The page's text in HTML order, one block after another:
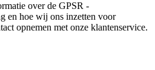
over de GPSR -
en hoe wij ons inzetten voor
opnemen met onze klantenservice.